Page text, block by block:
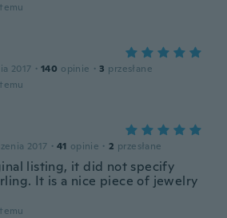
2017 · 140 opinie · 3 przesłane
2017 · 41 opinie · 2 przesłane
listing, it did not specify
It is a nice piece of jewelry